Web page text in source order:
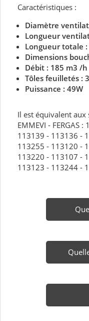
Caractéristiques :
Diamètre
Longueur
Longueur totale
Dimensions
Débit : 185 m3 /h
Tôles feuilletés :
Puissance : 49W
Il est équivalent
EMMEVI - FERGAS
113139 - 113136 -
113255 - 113120 -
113220 - 113107 -
113123 - 113244 -